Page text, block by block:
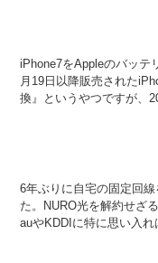
iPhone7をAppleのバッテ
月19日以降販売された
換』というやつですが、
6年ぶりに自宅の固定回
た。NURO光を解約せざ
auやKDDIに特に思い入